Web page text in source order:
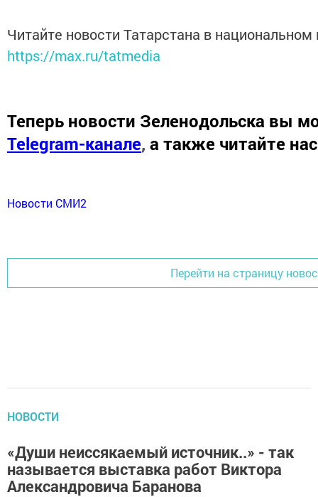
Читайте новости Татарстана в
https://max.ru/tatmedia
Теперь новости Зеленодольска вы
Telegram-канале, а также читайте
Новости СМИ2
Перейти на страницу
НОВОСТИ
«Души неиссякаемый источник..» - так
называется выставка работ Виктора
Александровича Баранова